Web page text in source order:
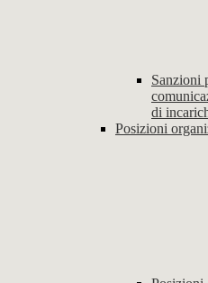
Sanzioni
di
Posizioni